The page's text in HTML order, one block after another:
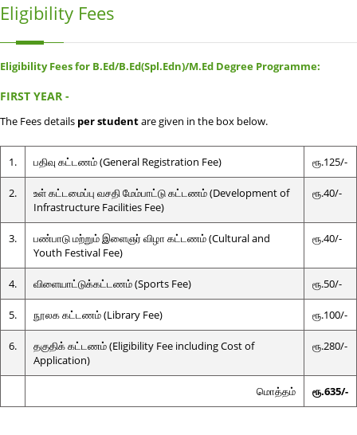
Eligibility Fees
Eligibility Fees for B.Ed/B.Ed(Spl.Edn)/M.Ed Degree Programme:
FIRST YEAR -
The Fees details per studentare given in the box below.
1. பதிவு கட்டணம் (General Registration Fee) ரூ.125/-
2.
உள் கட்டமைப்பு வசதி மேம்பாட்டு கட்டணம் (Development of
Infrastructure Facilities Fee)
ரூ.40/-
3.
பண்பாடு மற்றும் இளைஞர் விழா கட்டணம் (Cultural and
Youth Festival Fee)
ரூ.40/-
4. விளையாட்டுக்கட்டணம் (Sports Fee) ரூ.50/-
5. நூலக கட்டணம் (Library Fee) ரூ.100/-
6.
தகுதிக் கட்டணம் (Eligibility Fee including Cost of
Application)
ரூ.280/-
மொத்தம் ரூ.635/-